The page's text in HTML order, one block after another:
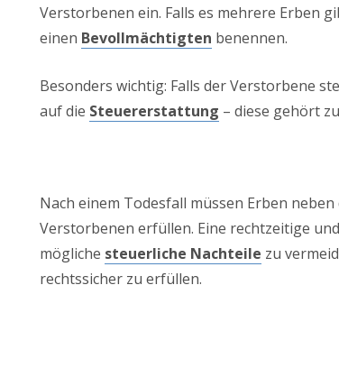
Verstorbenen ein. Falls es mehrere Erben
einen Bevollmächtigten benennen.
Besonders wichtig: Falls der Verstorbene
auf die Steuererstattung – diese gehört
Nach einem Todesfall müssen Erben neben
Verstorbenen erfüllen. Eine rechtzeitige
mögliche steuerliche Nachteile zu
rechtssicher zu erfüllen.